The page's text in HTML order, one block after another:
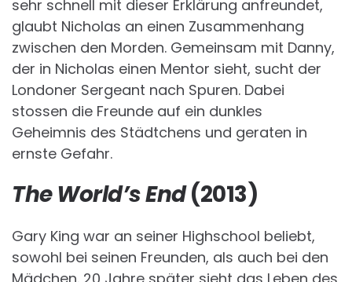
sehr schnell mit dieser Erklärung anfreundet,
glaubt Nicholas an einen Zusammenhang
zwischen den Morden. Gemeinsam mit Danny,
der in Nicholas einen Mentor sieht, sucht der
Londoner Sergeant nach Spuren. Dabei
stossen die Freunde auf ein dunkles
Geheimnis des Städtchens und geraten in
ernste Gefahr.
The World’s End(2013)
Gary King war an seiner Highschool beliebt,
sowohl bei seinen Freunden, als auch bei den